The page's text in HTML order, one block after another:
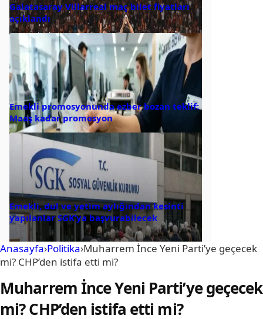
Galatasaray Villarreal maç bilet fiyatları
açıklandı
Emekli promosyonunda ezber bozan teklif:
Maaş kadar promosyon
Emekli, dul ve yetim aylığından kesinti
yapılanlar SGK’ya başvurabilecek
Anasayfa›Politika›Muharrem İnce Yeni Parti’ye geçecek
mi? CHP’den istifa etti mi?
Muharrem İnce Yeni Parti’ye geçecek
mi? CHP’den istifa etti mi?